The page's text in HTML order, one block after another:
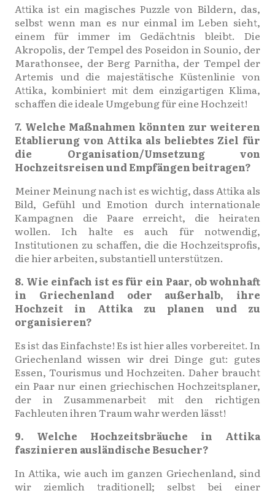
Attika ist ein magisches Puzzle von Bildern, das,
selbst wenn man es nur einmal im Leben sieht,
einem für immer im Gedächtnis bleibt. Die
Akropolis, der Tempel des Poseidon in Sounio, der
Marathonsee, der Berg Parnitha, der Tempel der
Artemis und die majestätische Küstenlinie von
Attika, kombiniert mit dem einzigartigen Klima,
schaffen die ideale Umgebung für eine Hochzeit!
7. Welche Maßnahmen könnten zur weiteren
Etablierung von Attika als beliebtes Ziel für
die Organisation/Umsetzung von
Hochzeitsreisen und Empfängen beitragen?
Meiner Meinung nach ist es wichtig, dass Attika als
Bild, Gefühl und Emotion durch internationale
Kampagnen die Paare erreicht, die heiraten
wollen. Ich halte es auch für notwendig,
Institutionen zu schaffen, die die Hochzeitsprofis,
die hier arbeiten, substantiell unterstützen.
8. Wie einfach ist es für ein Paar, ob wohnhaft
in Griechenland oder außerhalb, ihre
Hochzeit in Attika zu planen und zu
organisieren?
Es ist das Einfachste! Es ist hier alles vorbereitet. In
Griechenland wissen wir drei Dinge gut: gutes
Essen, Tourismus und Hochzeiten. Daher braucht
ein Paar nur einen griechischen Hochzeitsplaner,
der in Zusammenarbeit mit den richtigen
Fachleuten ihren Traum wahr werden lässt!
9. Welche Hochzeitsbräuche in Attika
faszinieren ausländische Besucher?
In Attika, wie auch im ganzen Griechenland, sind
wir ziemlich traditionell; selbst bei einer